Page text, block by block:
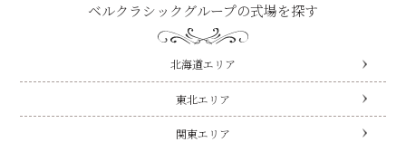
ベルクラシックグループの式場を探す
北海道エリア
東北エリア
関東エリア